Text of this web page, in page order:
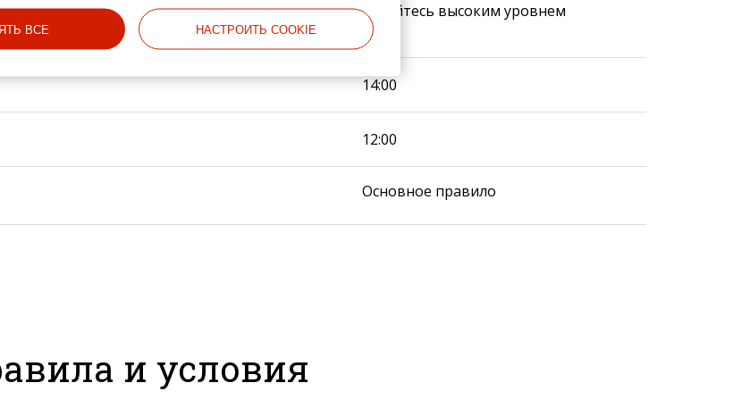
ВСЕ НАСТРОИТЬ COOKIE
приезжает в столицу Узбекистана на отдых. Наслаждайтесь высоким уровнем
уголке нашего отеля.
14:00
12:00
Основное правило
и условия